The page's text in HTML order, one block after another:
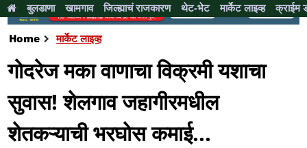
बुलडाणा खामगाव जिल्ह्याचं राजकारण थेट-भेट मार्केट लाइव्ह क्राईम
Home मार्केट लाइव्ह
गोदरेज मका वाणाचा विक्रमी यशाचा
सुवास! शेलगाव जहागीरमधील
शेतकऱ्याची भरघोस कमाई...